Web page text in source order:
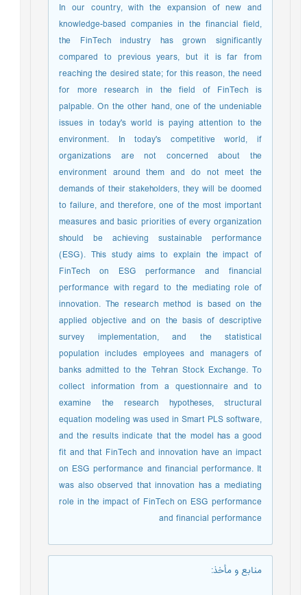
In our country, with the expansion of new and
knowledge-based companies in the financial field,
the FinTech industry has grown significantly
compared to previous years, but it is far from
reaching the desired state; for this reason, the need
for more research in the field of FinTech is
palpable. On the other hand, one of the undeniable
issues in today's world is paying attention to the
environment. In today's competitive world, if
organizations are not concerned about the
environment around them and do not meet the
demands of their stakeholders, they will be doomed
to failure, and therefore, one of the most important
measures and basic priorities of every organization
should be achieving sustainable performance
(ESG). This study aims to explain the impact of
FinTech on ESG performance and financial
performance with regard to the mediating role of
innovation. The research method is based on the
applied objective and on the basis of descriptive
survey implementation, and the statistical
population includes employees and managers of
banks admitted to the Tehran Stock Exchange. To
collect information from a questionnaire and to
examine the research hypotheses, structural
equation modeling was used in Smart PLS software,
and the results indicate that the model has a good
fit and that FinTech and innovation have an impact
on ESG performance and financial performance. It
was also observed that innovation has a mediating
role in the impact of FinTech on ESG performance
and financial performance
منابع و مأخذ: